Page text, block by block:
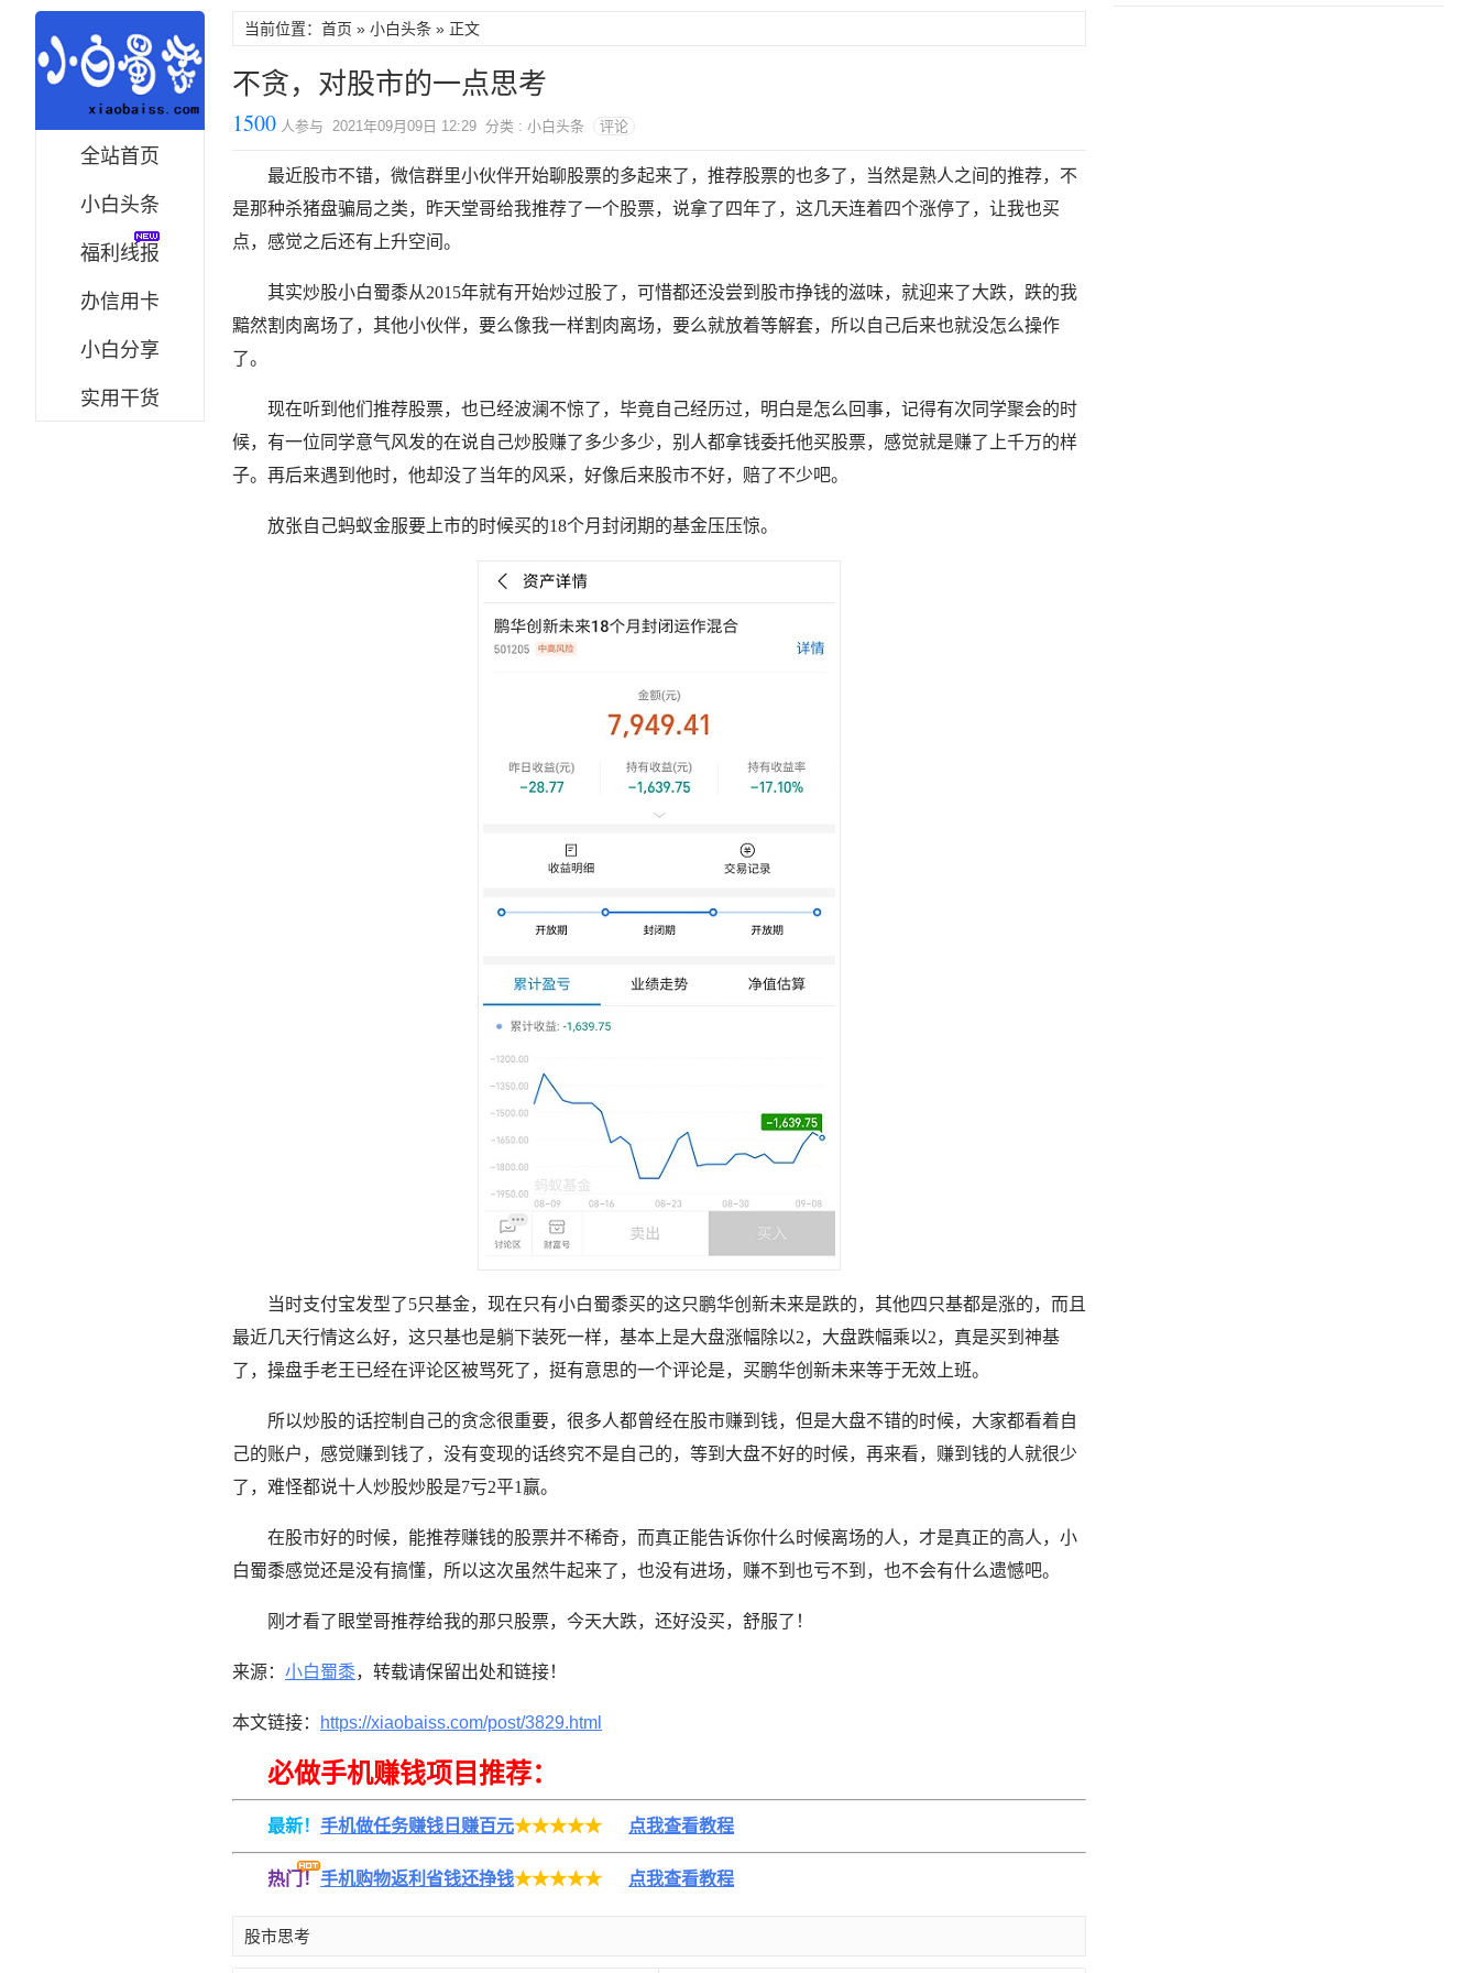
全站首页
小白头条
福利线报
办信用卡
小白分享
实用干货
当前位置：首页 » 小白头条 » 正文
不贪，对股市的一点思考
1500 人参与 2021年09月09日 12:29 分类 : 小白头条 评论
最近股市不错，微信群里小伙伴开始聊股票的多起来了，推荐股票的也多了，当然是熟人之间的推荐，不
是那种杀猪盘骗局之类，昨天堂哥给我推荐了一个股票，说拿了四年了，这几天连着四个涨停了，让我也买
点，感觉之后还有上升空间。
其实炒股小白蜀黍从2015年就有开始炒过股了，可惜都还没尝到股市挣钱的滋味，就迎来了大跌，跌的我
黯然割肉离场了，其他小伙伴，要么像我一样割肉离场，要么就放着等解套，所以自己后来也就没怎么操作
了。
现在听到他们推荐股票，也已经波澜不惊了，毕竟自己经历过，明白是怎么回事，记得有次同学聚会的时
候，有一位同学意气风发的在说自己炒股赚了多少多少，别人都拿钱委托他买股票，感觉就是赚了上千万的样
子。再后来遇到他时，他却没了当年的风采，好像后来股市不好，赔了不少吧。
放张自己蚂蚁金服要上市的时候买的18个月封闭期的基金压压惊。
当时支付宝发型了5只基金，现在只有小白蜀黍买的这只鹏华创新未来是跌的，其他四只基都是涨的，而且
最近几天行情这么好，这只基也是躺下装死一样，基本上是大盘涨幅除以2，大盘跌幅乘以2，真是买到神基
了，操盘手老王已经在评论区被骂死了，挺有意思的一个评论是，买鹏华创新未来等于无效上班。
所以炒股的话控制自己的贪念很重要，很多人都曾经在股市赚到钱，但是大盘不错的时候，大家都看着自
己的账户，感觉赚到钱了，没有变现的话终究不是自己的，等到大盘不好的时候，再来看，赚到钱的人就很少
了，难怪都说十人炒股炒股是7亏2平1赢。
在股市好的时候，能推荐赚钱的股票并不稀奇，而真正能告诉你什么时候离场的人，才是真正的高人，小
白蜀黍感觉还是没有搞懂，所以这次虽然牛起来了，也没有进场，赚不到也亏不到，也不会有什么遗憾吧。
刚才看了眼堂哥推荐给我的那只股票，今天大跌，还好没买，舒服了！
来源： 小白蜀黍，转载请保留出处和链接！
本文链接： https://xiaobaiss.com/post/3829.html
必做手机赚钱项目推荐：
最新！ 手机做任务赚钱日赚百元★★★★★ 点我查看教程
热门！ 手机购物返利省钱还挣钱★★★★★ 点我查看教程
股市思考